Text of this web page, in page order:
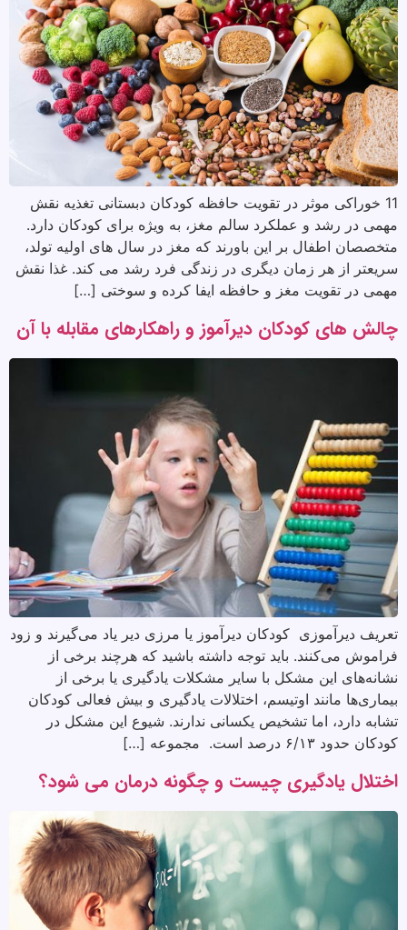
11 خوراکی موثر در تقویت حافظه کودکان دبستانی تغذیه نقش
مهمی در رشد و عملکرد سالم مغز، به ویژه برای کودکان دارد.
متخصصان اطفال بر این باورند که مغز در سال های اولیه تولد،
سریعتر از هر زمان دیگری در زندگی فرد رشد می کند. غذا نقش
مهمی در تقویت مغز و حافظه ایفا کرده و سوختی […]
چالش های کودکان دیرآموز و راهکارهای مقابله با آن
تعریف دیرآموزی کودکان دیرآموز یا مرزی دیر یاد می‌گیرند و زود
فراموش می‌کنند. باید توجه داشته باشید که هرچند برخی از
نشانه‌های این مشکل با سایر مشکلات یادگیری یا برخی از
بیماری‌ها مانند اوتیسم، اختلالات یادگیری و بیش فعالی کودکان
تشابه دارد، اما تشخیص یکسانی ندارند. شیوع این مشکل در
کودکان حدود ۶/۱۳ درصد است. مجموعه […]
اختلال یادگیری چیست و چگونه درمان می شود؟